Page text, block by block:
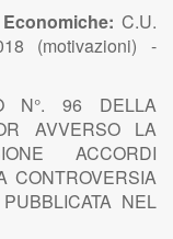
C.U.
(motivazioni) -
N°. 96 DELLA
AVVERSO LA
ACCORDI
CONTROVERSIA
NEL